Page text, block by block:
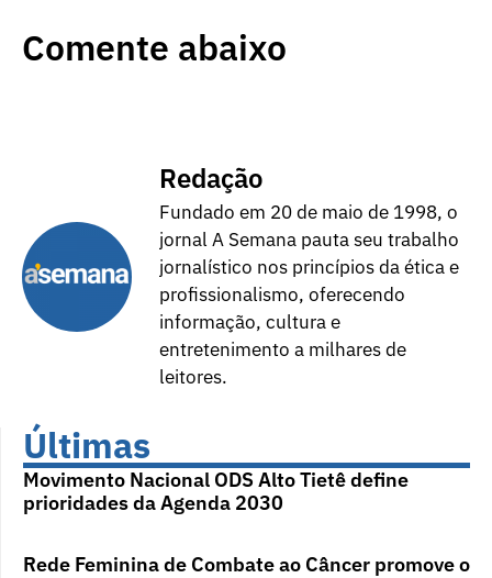
Comente abaixo
Redação
Fundado em 20 de maio de 1998, o
jornal A Semana pauta seu trabalho
jornalístico nos princípios da ética e
profissionalismo, oferecendo
informação, cultura e
entretenimento a milhares de
leitores.
Últimas
Movimento Nacional ODS Alto Tietê define
prioridades da Agenda 2030
Rede Feminina de Combate ao Câncer promove o